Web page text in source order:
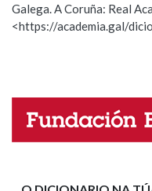
OUTRAS OPCIÓNS
Observación
Propoño mellorar a
Nome
Galega. A Coruña: Real
<https://academia.gal/